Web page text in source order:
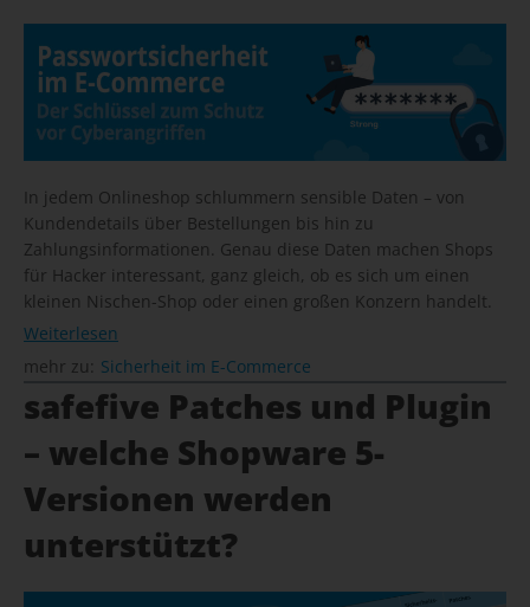
In jedem Onlineshop schlummern sensible Daten – von
Kundendetails über Bestellungen bis hin zu
Zahlungsinformationen. Genau diese Daten machen Shops
für Hacker interessant, ganz gleich, ob es sich um einen
kleinen Nischen-Shop oder einen großen Konzern handelt.
Weiterlesen
mehr zu: Sicherheit im E-Commerce
safefive Patches und Plugin
– welche Shopware 5-
Versionen werden
unterstützt?